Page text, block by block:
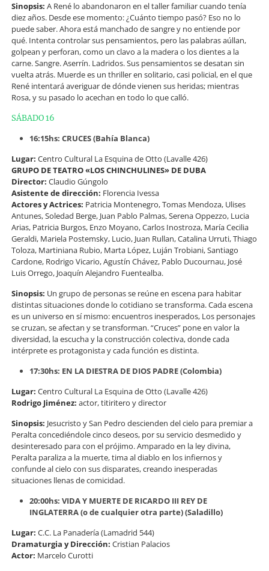
Sinopsis: A René lo abandonaron en el taller familiar cuando tenía
diez años. Desde ese momento: ¿Cuánto tiempo pasó? Eso no lo
puede saber. Ahora está manchado de sangre y no entiende por
qué. Intenta controlar sus pensamientos, pero las palabras aúllan,
golpean y perforan, como un clavo a la madera o los dientes a la
carne. Sangre. Aserrín. Ladridos. Sus pensamientos se desatan sin
vuelta atrás. Muerde es un thriller en solitario, casi policial, en el que
René intentará averiguar de dónde vienen sus heridas; mientras
Rosa, y su pasado lo acechan en todo lo que calló.
SÁBADO 16
16:15hs: CRUCES (Bahía Blanca)
Lugar: Centro Cultural La Esquina de Otto (Lavalle 426)
GRUPO DE TEATRO «LOS CHINCHULINES» DE DUBA
Director: Claudio Gúngolo
Asistente de dirección: Florencia Ivessa
Actores y Actrices: Patricia Montenegro, Tomas Mendoza, Ulises
Antunes, Soledad Berge, Juan Pablo Palmas, Serena Oppezzo, Lucia
Arias, Patricia Burgos, Enzo Moyano, Carlos Inostroza, María Cecilia
Geraldi, Mariela Postemsky, Lucio, Juan Rullan, Catalina Urruti, Thiago
Toloza, Martiniana Rubio, Marta López, Luján Trobiani, Santiago
Cardone, Rodrigo Vicario, Agustín Chávez, Pablo Ducournau, José
Luis Orrego, Joaquín Alejandro Fuentealba.
Sinopsis: Un grupo de personas se reúne en escena para habitar
distintas situaciones donde lo cotidiano se transforma. Cada escena
es un universo en sí mismo: encuentros inesperados, Los personajes
se cruzan, se afectan y se transforman. “Cruces” pone en valor la
diversidad, la escucha y la construcción colectiva, donde cada
intérprete es protagonista y cada función es distinta.
17:30hs: EN LA DIESTRA DE DIOS PADRE (Colombia)
Lugar: Centro Cultural La Esquina de Otto (Lavalle 426)
Rodrigo Jiménez: actor, titiritero y director
Sinopsis: Jesucristo y San Pedro descienden del cielo para premiar a
Peralta concediéndole cinco deseos, por su servicio desmedido y
desinteresado para con el prójimo. Amparado en la ley divina,
Peralta paraliza a la muerte, tima al diablo en los infiernos y
confunde al cielo con sus disparates, creando inesperadas
situaciones llenas de comicidad.
20:00hs: VIDA Y MUERTE DE RICARDO III REY DE
INGLATERRA (o de cualquier otra parte) (Saladillo)
Lugar: C.C. La Panadería (Lamadrid 544)
Dramaturgia y Dirección: Cristian Palacios
Actor: Marcelo Curotti